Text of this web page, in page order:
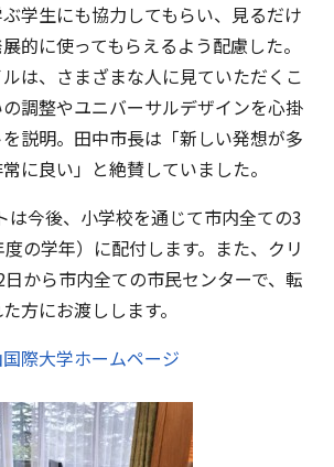
学生にも協力してもらい、見るだけ
的に使ってもらえるよう配慮した。
は、さまざまな人に見ていただくこ
調整やユニバーサルデザインを心掛
説明。田中市長は「新しい発想が多
に良い」と絶賛していました。
は今後、小学校を通じて市内全ての3
の学年）に配付します。また、クリ
から市内全ての市民センターで、転
方にお渡しします。
際大学ホームページ